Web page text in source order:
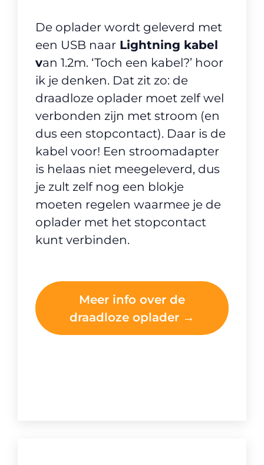
De oplader wordt geleverd met
een USB naar Lightning kabel
van 1.2m. ‘Toch een kabel?’ hoor
ik je denken. Dat zit zo: de
draadloze oplader moet zelf wel
verbonden zijn met stroom (en
dus een stopcontact). Daar is de
kabel voor! Een stroomadapter
is helaas niet meegeleverd, dus
je zult zelf nog een blokje
moeten regelen waarmee je de
oplader met het stopcontact
kunt verbinden.
Meer info over de
draadloze oplader →